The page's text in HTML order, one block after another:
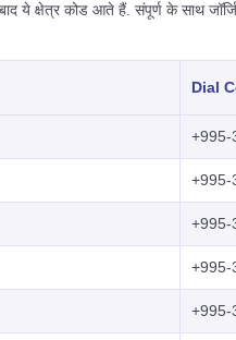
बाद ये क्षेत्र कोड आते हैं. संपूर्ण के साथ
Dial
+995-
+995-
+995-
+995-
+995-